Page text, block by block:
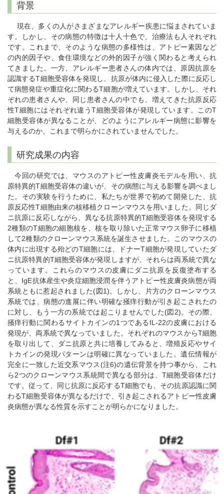
背景
現在、多くの人がさまざまなアレルギー疾患に悩まされていま
す。しかし、その病態の特徴は十人十色で、治療法も人それぞれ
です。これまで、そのような病態の多様性は、アトピー素因など
の内的因子や、食住環境などの外的因子が強く関わると考えられ
てきました。一方、アレルギー患者さんの体内では、原因抗原を
認識するT細胞受容体を発現し、抗原が体内に侵入した際に反応し
て病態発症や重症化に関わるT細胞が増えています。しかし、それ
ぞれの患者さんや、同じ患者さんの中でも、増えてきた抗原反応
性T細胞にはそれぞれ違うT細胞受容体が発現しています。このT
細胞受容体が異なることが、どのようにアレルギー病態に影響を
与えるのか、これまで明らかにされていませんでした。
研究成果の内容
今回の研究では、マウスのアトピー性皮膚炎モデルを用い、抗
原特異的T細胞受容体の違いが、その病態に与える影響を調べまし
た。その実験を行うために、私たちが世界で初めて開発した、抗
原反応性T細胞由来の核移植クローンマウスを用いました。同じダ
ニ抗原に反応しながら、異なる抗原特異的T細胞受容体を発現する
2種類のT細胞の細胞核を、核を取り除いた正常マウス卵子に移植
して2種類のクローンマウス系統を誕生させました。このマウスの
体内に出現する殆どのT細胞には、ドナーT細胞が発現していたダ
ニ抗原特異的T細胞受容体が発現しますが、それらは両系統で異な
っています。これらのマウスの皮膚にダニ抗原を反復塗布する
と、IgE抗体産生や炎症細胞浸潤を伴うアトピー性皮膚炎病態が両
系統ともに惹起されました(図1)。しかし、片方のクローンマウス
系統では、病態の進展に伴い明確な掻痒行動が引き起こされたの
に対し、もう一方の系統では起こりませんでした(図2)。その際、
掻痒行動に関わるサイトカインの1つであるIL-22の皮膚における
発現が、両系統で異なっていました。それぞれのマウスからT細胞
を取り出して、ダニ抗原と共に培養してみると、増殖反応やサイ
トカインの発現パターンは明確に異なっていました。遺伝情報が
完全に一致した近交系マウス(注6)の遺伝背景を持つ事から、これ
ら2つのクローンマウス系統間で異なる部分は、T細胞受容体だけ
です。従って、同じ抗原に反応するT細胞でも、その抗原認識に関
わるT細胞受容体が異なるだけで、引き起こされるアトピー性皮膚
炎病態が異なる性質を示すことが明らかになりました。